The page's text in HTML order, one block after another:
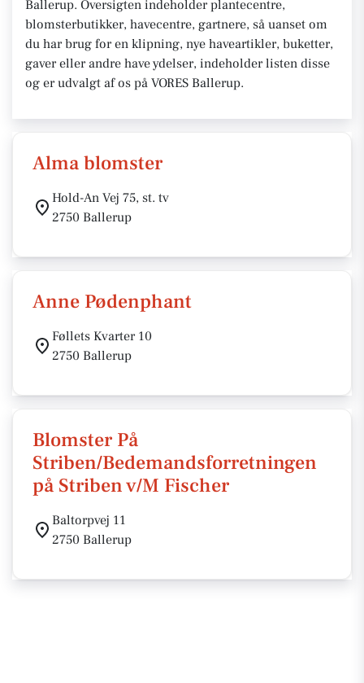
Ballerup. Oversigten indeholder plantecentre,
blomsterbutikker, havecentre, gartnere, så uanset om
du har brug for en klipning, nye haveartikler, buketter,
gaver eller andre have ydelser, indeholder listen disse
og er udvalgt af os på VORES Ballerup.
Alma blomster
Hold-An Vej 75, st. tv
2750 Ballerup
Anne Pødenphant
Føllets Kvarter 10
2750 Ballerup
Blomster På
Striben/Bedemandsforretningen
på Striben v/M Fischer
Baltorpvej 11
2750 Ballerup